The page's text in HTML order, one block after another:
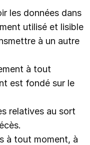
les données dans
utilisé et lisible
à un autre
à tout
est fondé sur le
relatives au sort
à tout moment, à